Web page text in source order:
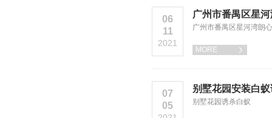
06
11
2021
广州市番禺区星
广州市番禺区星河湾朗
MORE 
07
05
别墅花园安装白
别墅花园诱杀白蚁